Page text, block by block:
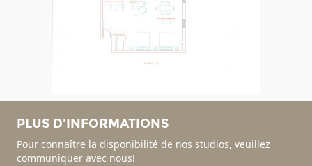
PLUS D'INFORMATIONS
Pour connaître la disponibilité de nos studios, veuillez
communiquer avec nous!